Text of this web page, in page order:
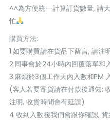
^^為方便統一計算訂貨數量, 請
忙
購買方法:
1.如要購買請在貨品下留言, 請
2.同事會於24小時內回覆落單和
3.麻煩於3個工作天內入數和PM
(客人若要寄貨請在付款後通知:
注明, 收貨時間會有延誤)
4 收到入數後我們會跟你確認,